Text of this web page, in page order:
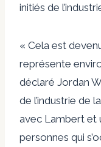
initiés de
« Cela est
représente
déclaré Jordan
de l’industrie de
avec Lambert et
personnes qui